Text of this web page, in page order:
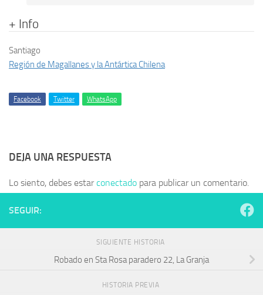
+ Info
Santiago
Región de Magallanes y la Antártica Chilena
Facebook Twitter WhatsApp
DEJA UNA RESPUESTA
Lo siento, debes estarconectado para publicar un comentario.
SEGUIR:
SIGUIENTE HISTORIA
Robado en Sta Rosa paradero 22, La Granja
HISTORIA PREVIA